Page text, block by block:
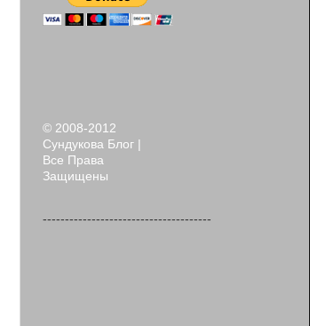
© 2008-2012
Сундукова Блог |
Все Права
Защищены
--------------------------------------